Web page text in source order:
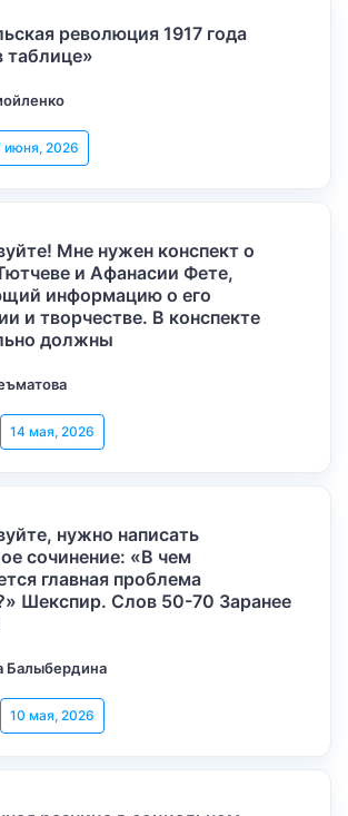
революция 1917 года
таблице»
июня, 2026
Мне нужен конспект о
и Афанасии Фете,
информацию о его
и творчестве. В конспекте
должны
14 мая, 2026
нужно написать
сочинение: «В чем
главная проблема
Шекспир. Слов 50-70 Заранее
Балыбердина
10 мая, 2026